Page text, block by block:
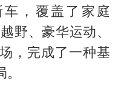
，覆盖了家庭
野、豪华运动、
，完成了一种基